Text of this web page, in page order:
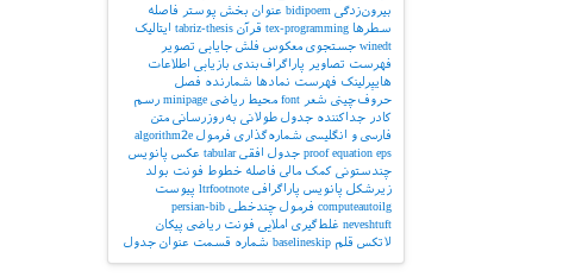
بیرون‌زدگی bidipoem عنوان بخش پوستر
فاصله
سطرها
tex-programming قرآن tabriz-thesis
ایتالیک
winedt جستجوی معکوس فلش جایابی تصویر
فهرست تصاویر
پاراگراف‌بندی بازیابی اطلاعات
هایپرلینک فهرست نمادها
شمارنده فصل
حروف‌چینی شعر font محیط ریاضی minipage رسم
کادر
جداکننده جدول طولانی به‌روزرسانی متن
فارسی و انگلیسی شماره‌گذاری فرمول algorithm2e
proof equation eps جدول افقی tabular عکس پانویس
چندستونی کمک مالی فاصله خطوط فونت بولد
زیرشکل پانویس پاراگرافی ltrfootnote پیوست
computeautoilg فرمول چندخطی persian-bib
neveshtuft غلط‌گیری املایی فونت ریاضی پیکان
لاتکس قلم baselineskip شماره قسمت عنوان جدول